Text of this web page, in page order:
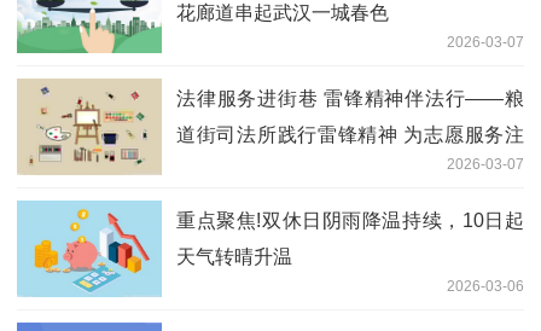
花廊道串起武汉一城春色
2026-03-07
法律服务进街巷 雷锋精神伴法行——粮
道街司法所践行雷锋精神 为志愿服务注
2026-03-07
重点聚焦!双休日阴雨降温持续，10日起
天气转晴升温
2026-03-06